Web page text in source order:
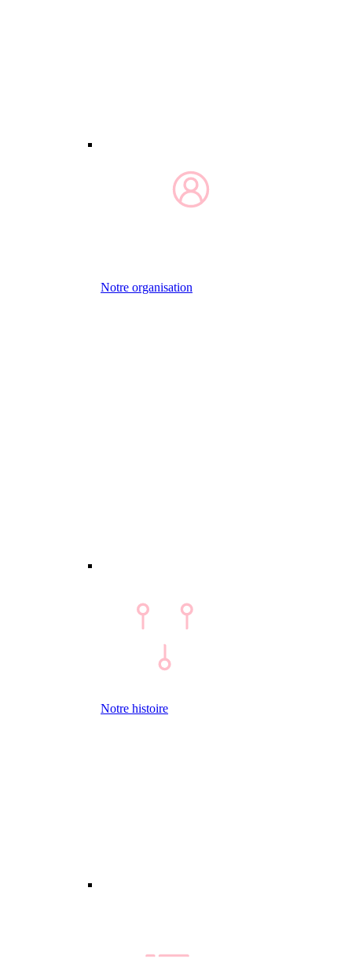
Notre organisation
Notre histoire